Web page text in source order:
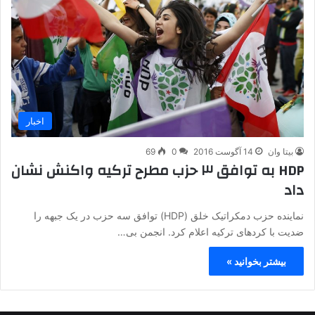
اخبار
بیتا وان 14 آگوست 2016 0
69
HDP به توافق ۳ حزب مطرح ترکیه واکنش نشان
داد
نماینده حزب دمکراتیک خلق (HDP) توافق سه حزب در یک جبهه را
ضدیت با کردهای ترکیه اعلام کرد. انجمن بی…
بیشتر بخوانید »